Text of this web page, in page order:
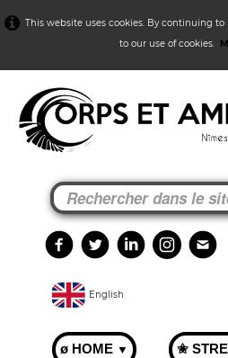
This website uses cookies. By continuing
to our use of cookies.
English
ø HOME ▼ ✬